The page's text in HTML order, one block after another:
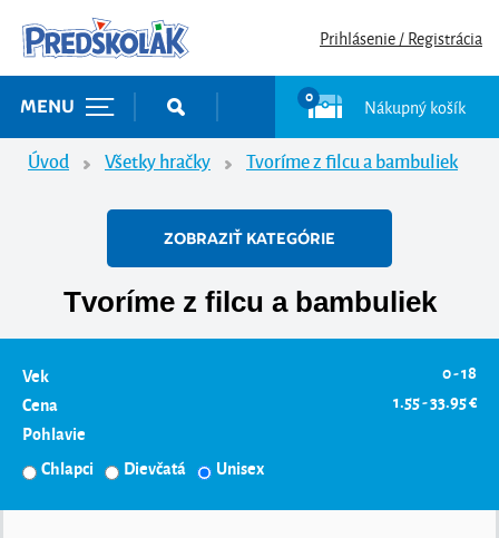
Prihlásenie / Registrácia
MENU 0 Nákupný košík
Úvod Všetky hračky Tvoríme z filcu a bambuliek
ZOBRAZIŤ KATEGÓRIE
Tvoríme z filcu a bambuliek
Vek
0 - 18
Cena
1.55 - 33.95 €
Pohlavie
Chlapci
Dievčatá Unisex